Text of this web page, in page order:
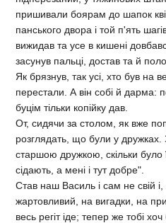
пришивали боярам до шапок
панського двора i той п'ять
вижидав та усе в кишенi
засунув пальцi, достав та й
Як брязнув, так усi, хто був на
перестали. А вiн собi й дарма:
буцiм тiльки копiйку дав.
От, сидячи за столом, як вже
розглядать, що були у
старшою дружкою, скiльки було
сiдають, а менi i тут добре".
Став наш Василь i сам не свiй
жартовливий, на вигадки, на
весь регiт iде; тепер же тобi